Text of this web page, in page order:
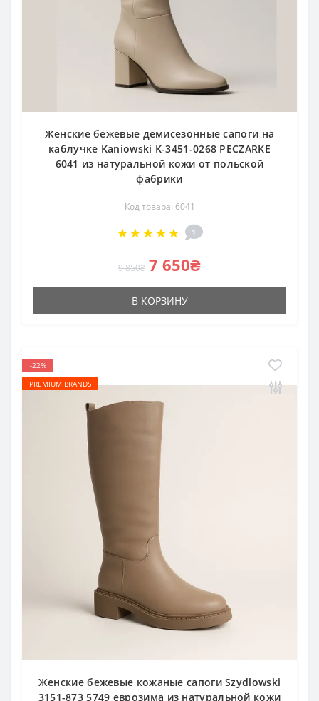
Женские бежевые демисезонные сапоги на
каблучке Kaniowski K-3451-0268 PECZARKE
6041 из натуральной кожи от польской
фабрики
Код товара: 6041
1
9 850₴ 7 650₴
В КОРЗИНУ
-22%
PREMIUM BRANDS
Женские бежевые кожаные сапоги Szydlowski
3151-873 5749 еврозима из натуральной кожи